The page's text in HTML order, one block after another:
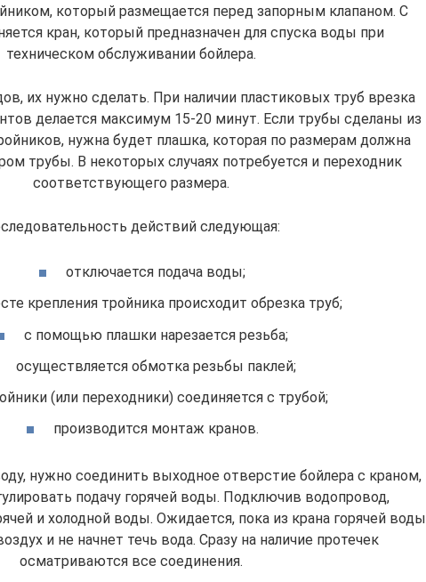
который размещается перед запорным клапаном. С
кран, который предназначен для спуска воды при
техническом обслуживании бойлера.
их нужно сделать. При наличии пластиковых труб врезка
делается максимум 15-20 минут. Если трубы сделаны из
нужна будет плашка, которая по размерам должна
трубы. В некоторых случаях потребуется и переходник
соответствующего размера.
действий следующая:
отключается подача воды;
крепления тройника происходит обрезка труб;
с помощью плашки нарезается резьба;
осуществляется обмотка резьбы паклей;
(или переходники) соединяется с трубой;
производится монтаж кранов.
нужно соединить выходное отверстие бойлера с краном,
подачу горячей воды. Подключив водопровод,
и холодной воды. Ожидается, пока из крана горячей воды
и не начнет течь вода. Сразу на наличие протечек
осматриваются все соединения.